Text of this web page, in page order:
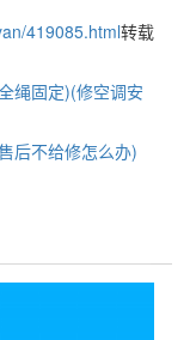
419085.html转载
绳固定)(修空调安
后不给修怎么办)